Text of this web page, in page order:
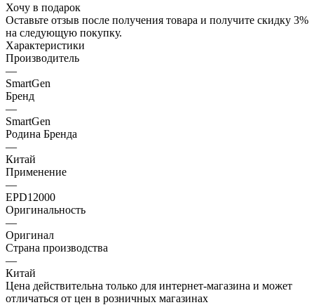
Хочу в подарок
Оставьте отзыв после получения товара и получите скидку 3%
на следующую покупку.
Характеристики
Производитель
—
SmartGen
Бренд
—
SmartGen
Родина Бренда
—
Китай
Применение
—
EPD12000
Оригинальность
—
Оригинал
Страна производства
—
Китай
Цена действительна только для интернет-магазина и может
отличаться от цен в розничных магазинах